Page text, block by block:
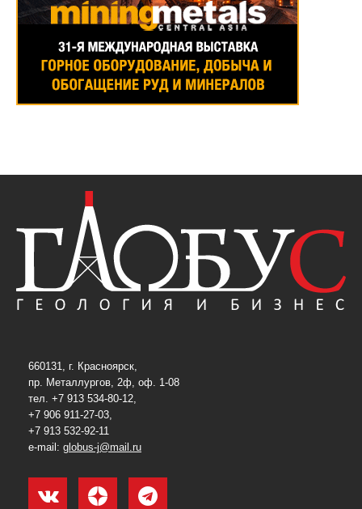
660131, г. Красноярск,
пр. Металлургов, 2ф, оф. 1-08
тел. +7 913 534-80-12,
+7 906 911-27-03,
+7 913 532-92-11
e-mail: globus-j@mail.ru